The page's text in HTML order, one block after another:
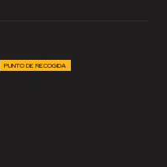
PUNTO DE RECOGIDA